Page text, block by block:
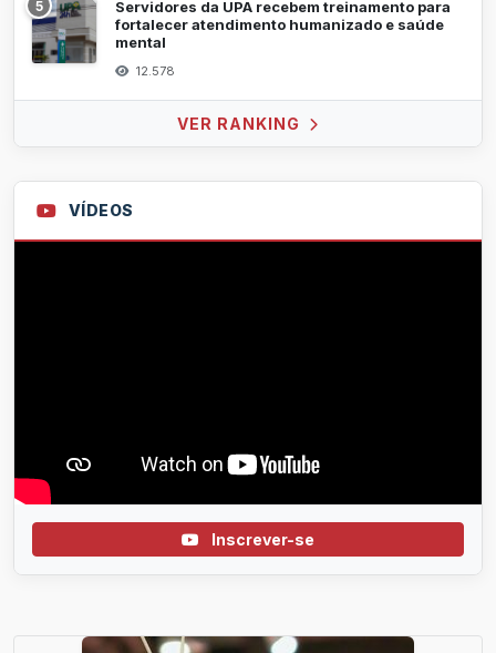
5
Servidores da UPA recebem treinamento para
fortalecer atendimento humanizado e saúde
mental
12.578
VER RANKING
VÍDEOS
Inscrever-se